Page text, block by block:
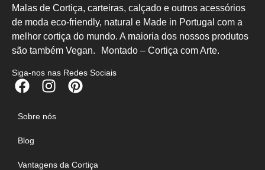
Malas de Cortiça, carteiras, calçado e outros acessórios
de moda eco-friendly, natural e Made in Portugal com a
melhor cortiça do mundo. A maioria dos nossos produtos
são também Vegan. Montado – Cortiça com Arte.
Siga-nos nas Redes Sociais
Sobre nós
Blog
Vantagens da Cortiça